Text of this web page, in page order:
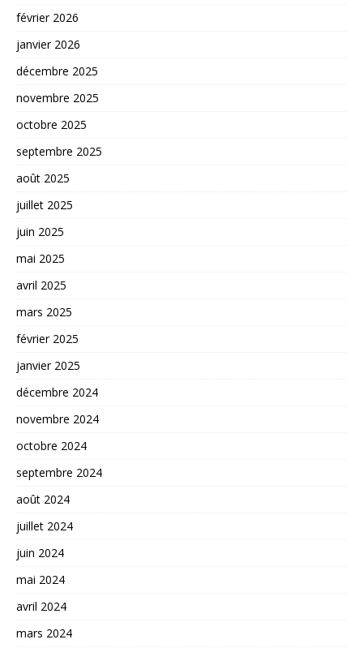
février 2026
janvier 2026
décembre 2025
novembre 2025
octobre 2025
septembre 2025
août 2025
juillet 2025
juin 2025
mai 2025
avril 2025
mars 2025
février 2025
janvier 2025
décembre 2024
novembre 2024
octobre 2024
septembre 2024
août 2024
juillet 2024
juin 2024
mai 2024
avril 2024
mars 2024